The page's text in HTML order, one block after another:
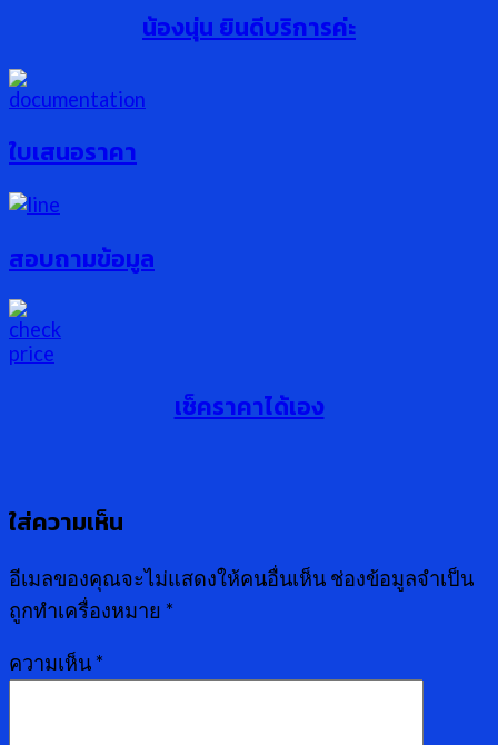
น้องนุ่น ยินดีบริการค่ะ
ใบเสนอราคา
สอบถามข้อมูล
เช็คราคาได้เอง
ใส่ความเห็น
อีเมลของคุณจะไม่แสดงให้คนอื่นเห็น ช่องข้อมูลจำเป็น
ถูกทำเครื่องหมาย *
ความเห็น *